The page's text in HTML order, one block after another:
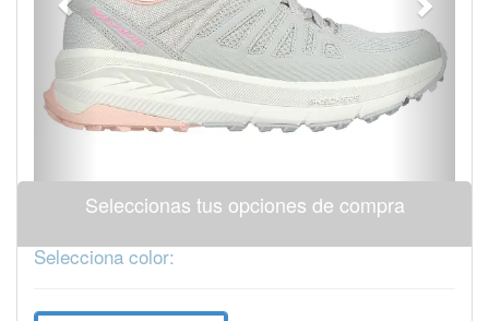
Seleccionas tus opciones de compra
Selecciona color: